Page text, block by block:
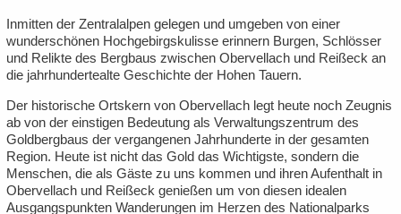
Inmitten der Zentralalpen gelegen und umgeben von einer
wunderschönen Hochgebirgskulisse erinnern Burgen, Schlösser
und Relikte des Bergbaus zwischen Obervellach und Reißeck an
die jahrhundertealte Geschichte der Hohen Tauern.
Der historische Ortskern von Obervellach legt heute noch Zeugnis
ab von der einstigen Bedeutung als Verwaltungszentrum des
Goldbergbaus der vergangenen Jahrhunderte in der gesamten
Region. Heute ist nicht das Gold das Wichtigste, sondern die
Menschen, die als Gäste zu uns kommen und ihren Aufenthalt in
Obervellach und Reißeck genießen um von diesen idealen
Ausgangspunkten Wanderungen im Herzen des Nationalparks